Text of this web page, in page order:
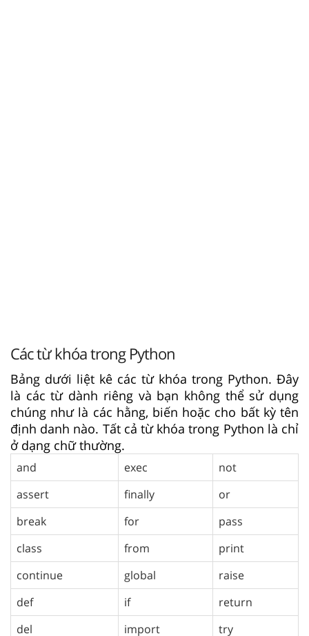
Các từ khóa trong Python
Bảng dưới liệt kê các từ khóa trong Python. Đây
là các từ dành riêng và bạn không thể sử dụng
chúng như là các hằng, biến hoặc cho bất kỳ tên
định danh nào. Tất cả từ khóa trong Python là chỉ
ở dạng chữ thường.
and exec
not
assert
finally
or
break
for
pass
class
from
print
continue
global
raise
def
if
return
del
import try